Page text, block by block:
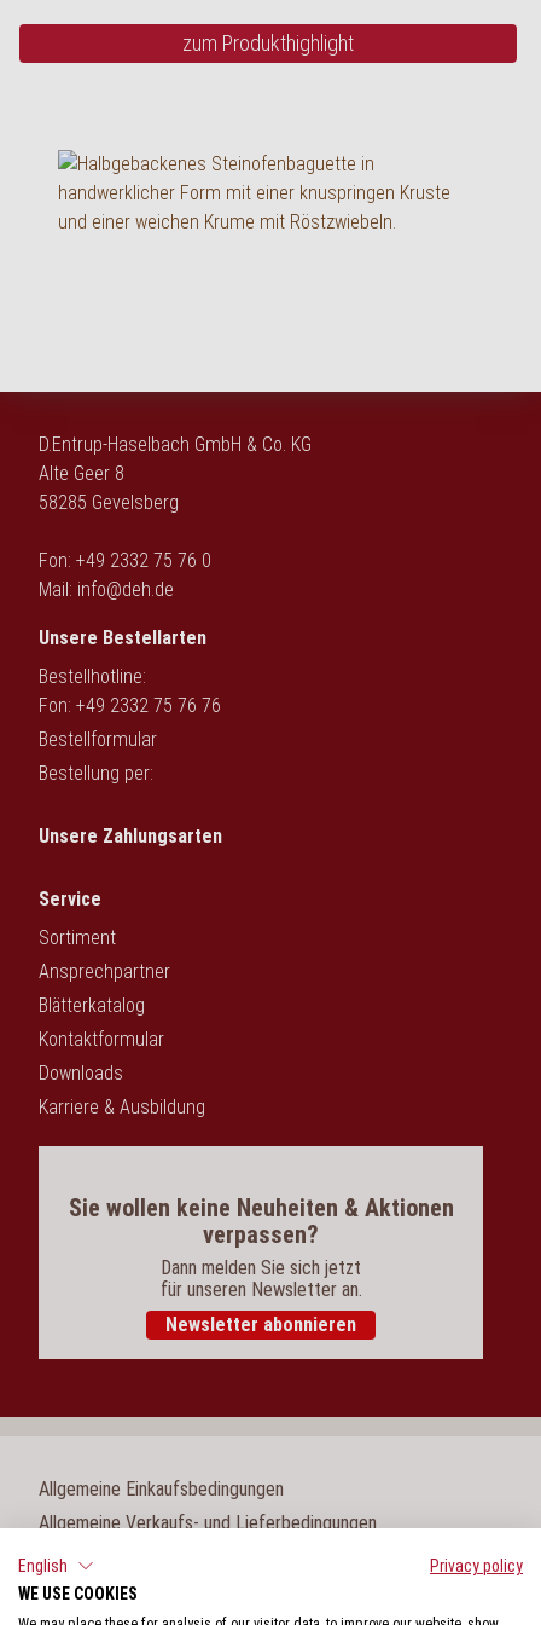
zum Produkthighlight
D.Entrup-Haselbach GmbH & Co. KG
Alte Geer 8
58285 Gevelsberg
Fon: +49 2332 75 76 0
Mail: info@deh.de
Unsere Bestellarten
Bestellhotline:
Fon: +49 2332 75 76 76
Bestellformular
Bestellung per:
Unsere Zahlungsarten
Service
Sortiment
Ansprechpartner
Blätterkatalog
Kontaktformular
Downloads
Karriere & Ausbildung
Sie wollen keine Neuheiten & Aktionen
verpassen?
Dann melden Sie sich jetzt
für unseren Newsletter an.
Newsletter abonnieren
Allgemeine Einkaufsbedingungen
Allgemeine Verkaufs- und Lieferbedingungen
Impressum
English
Privacy policy
WE USE COOKIES